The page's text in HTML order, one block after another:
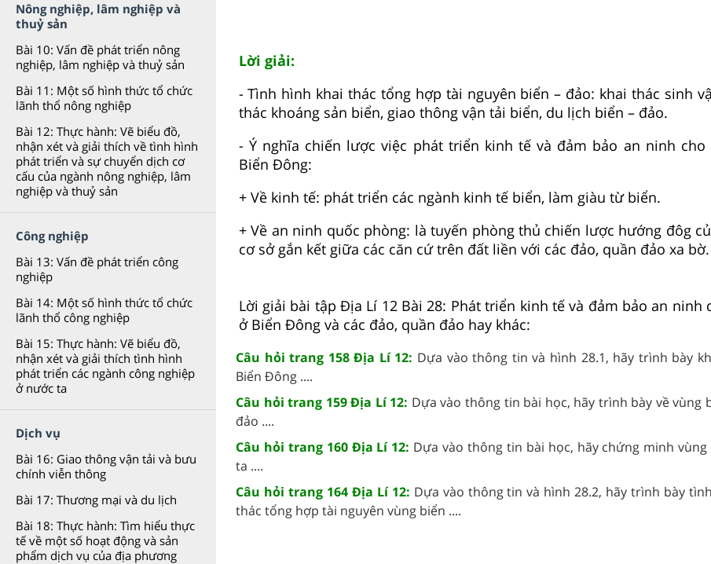
Nông nghiệp, lâm nghiệp và
thuỷ sản
Bài 10: Vấn đề phát triển nông
nghiệp, lâm nghiệp và thuỷ sản
Bài 11: Một số hình thức tổ chức
lãnh thổ nông nghiệp
Bài 12: Thực hành: Vẽ biểu đồ,
nhận xét và giải thích về tình hình
phát triển và sự chuyển dịch cơ
cấu của ngành nông nghiệp, lâm
nghiệp và thuỷ sản
Công nghiệp
Bài 13: Vấn đề phát triển công
nghiệp
Bài 14: Một số hình thức tổ chức
lãnh thổ công nghiệp
Bài 15: Thực hành: Vẽ biểu đồ,
nhận xét và giải thích tình hình
phát triển các ngành công nghiệp
ở nước ta
Dịch vụ
Bài 16: Giao thông vận tải và bưu
chính viễn thông
Bài 17: Thương mại và du lịch
Bài 18: Thực hành: Tìm hiểu thực
tế về một số hoạt động và sản
phẩm dịch vụ của địa phương
Lời giải:
- Tình hình khai thác tổng hợp tài nguyên biển – đảo: khai thác sinh
thác khoáng sản biển, giao thông vận tải biển, du lịch biển – đảo.
- Ý nghĩa chiến lược việc phát triển kinh tế và đảm bảo an ninh
Biển Đông:
+ Về kinh tế: phát triển các ngành kinh tế biển, làm giàu từ biển.
+ Về an ninh quốc phòng: là tuyến phòng thủ chiến lược hướng đôg
cơ sở gắn kết giữa các căn cứ trên đất liền với các đảo, quần đảo xa bờ.
Lời giải bài tập Địa Lí 12 Bài 28: Phát triển kinh tế và đảm bảo an ninh
ở Biển Đông và các đảo, quần đảo hay khác:
Câu hỏi trang 158 Địa Lí 12: Dựa vào thông tin và hình 28.1, hãy trình bày
Biển Đông ....
Câu hỏi trang 159 Địa Lí 12: Dựa vào thông tin bài học, hãy trình bày về vùng
đảo ....
Câu hỏi trang 160 Địa Lí 12: Dựa vào thông tin bài học, hãy chứng minh
ta ....
Câu hỏi trang 164 Địa Lí 12: Dựa vào thông tin và hình 28.2, hãy trình bày
thác tổng hợp tài nguyên vùng biển ....